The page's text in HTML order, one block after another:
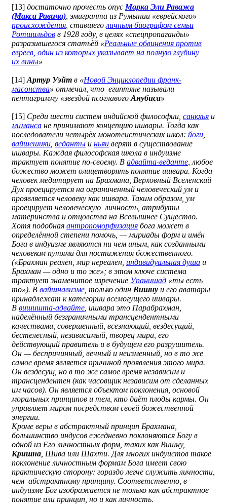
[13] достаточно прочесть опус Марка Эли Раважа
(Макса Равича) , эмигранта из Румынии «еврейского»
происхождения , ставшего личным биографом семьи
Ротшильдов в 1928 году, в целях «спецпропаганды»
разразившегося статьёй «Реальные обвинения против
евреев, один из которых указывает на полную глубину
их вины»
[14] Артур Уэйт в «Новой Энциклопедии франк-
масонства» отмечал, что египтяне называли
пентаграмму «звездой псоглавого Анубиса»
[15] Среди шести систем индийской философии, санкхья и
миманса не принимают концепцию ишвары. Тогда как
последователи четырёх монотеистических школ: йоги
вайшешики веданты и ньяи верят в существование
ишвары. Каждая философская школа в индуизме
трактует понятие по-своему. В адвайта-веданте , любое
божество может олицетворять понятие ишвара. Когда
человек медитирует на Брахмана, Верховный Вселенский
Дух проецируется на ограниченный человеческий ум и
проявляется человеку как ишвара. Таким образом, ум
проецирует человеческую личность, атрибуты
материнства и отцовства на Всевышнее Существо.
Хотя подобная антропоморфизация бога может в
определённой степени помочь, — мириады форм и имён
Бога в индуизме являются ни чем иным, как созданными
человеком путями для постижения божественного.
(«Брахман реален, мир нереален, индивидуальная душа и
Брахман — одно и то же»; в этом ключе система
трактует знаменитое изречение Упанишад «ты есть
то»). В вайшнавизме , только один Вишну и его аватары
принадлежат к категории всемогущего ишвары.
В вишишта-адвайте , ишвара это Парабрахман,
наделённый безграничными трансцендентными
качествами, совершенный, всезнающий, вездесущий,
бестелесный, независимый, творец мира, его
действующий правитель и в будущем его разрушитель.
Он — беспричинный, вечный и неизменный, но в то же
самое время является причиной проявления этого мира.
Он вездесущ, но в то же самое время независим и
трансцендентен (как часовщик независим от сделанных
им часов). Он является объектом поклонения, основой
моральных принципов и тем, кто даёт плоды кармы. Он
управляет миром посредством своей божественной
энергии.
Кроме веры в абстрактный принцип Брахмана,
большинство индусов ежедневно поклоняются Богу в
одной из Его личностных форм, таких как Вишну,
Кришна , Шива или Шахти. Для многих индуистов такое
поклонение личностным формам Бога имеет свою
практическую сторону: гораздо легче служить личности,
чем абстрактному принципу. Соответственно, в
индуизме Бог изображается не только как абстрактное
понятие или принцип, но и как личность.